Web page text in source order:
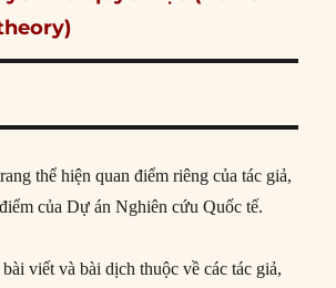
thể hiện quan điểm riêng của tác giả,
của Dự án Nghiên cứu Quốc tế.
viết và bài dịch thuộc về các tác giả,